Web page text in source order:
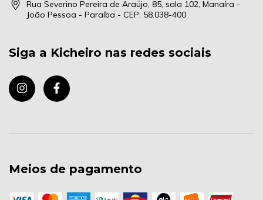
Rua Severino Pereira de Araújo, 85, sala 102, Manaíra -
João Pessoa - Paraíba - CEP: 58.038-400
Siga a Kicheiro nas redes sociais
Meios de pagamento